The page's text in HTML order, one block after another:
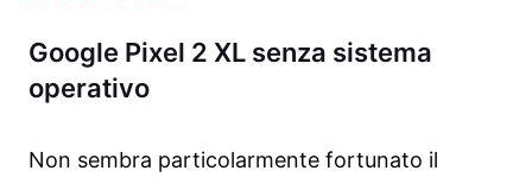
Google Pixel 2 XL senza sistema
operativo
Non sembra particolarmente fortunato il